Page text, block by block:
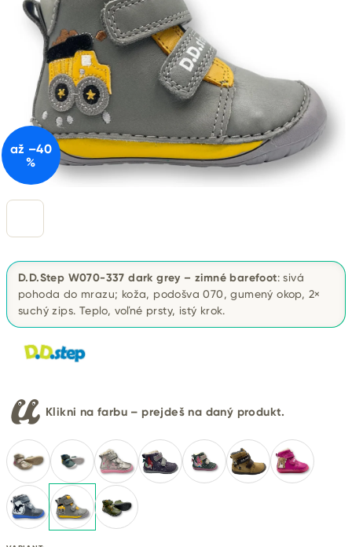
D.D.Step W070-337 dark grey – zimné barefoot: sivá
pohoda do mrazu; koža, podošva 070, gumený okop, 2×
suchý zips. Teplo, voľné prsty, istý krok.
Klikni na farbu – prejdeš na daný produkt.
až –40
%